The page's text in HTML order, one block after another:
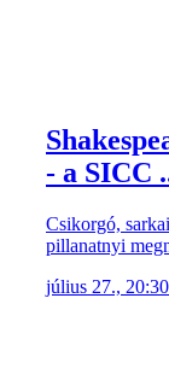
- a SICC
Csikorgó,
pillanatnyi
július 27.,